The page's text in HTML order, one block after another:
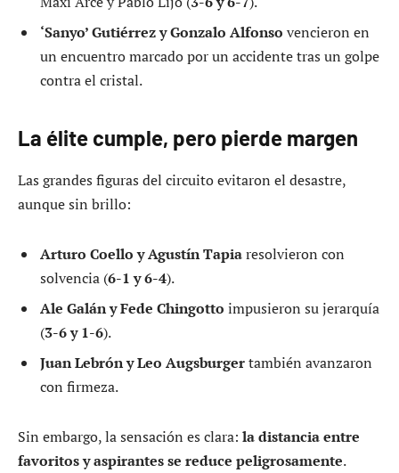
‘Sanyo’ Gutiérrez y Gonzalo Alfonso vencieron en
un encuentro marcado por un accidente tras un golpe
contra el cristal.
La élite cumple, pero pierde margen
Las grandes figuras del circuito evitaron el desastre,
aunque sin brillo:
Arturo Coello y Agustín Tapiaresolvieron con
solvencia (6-1 y 6-4).
Ale Galán y Fede Chingotto impusieron su jerarquía
(3-6 y 1-6).
Juan Lebrón y Leo Augsburgertambién avanzaron
con firmeza.
Sin embargo, la sensación es clara: la distancia entre
favoritos y aspirantes se reduce peligrosamente.